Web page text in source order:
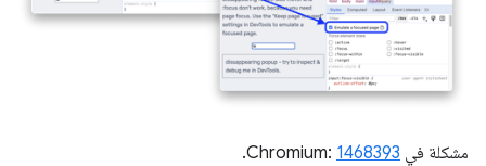
مشكلة في Chromium: 1468393
.